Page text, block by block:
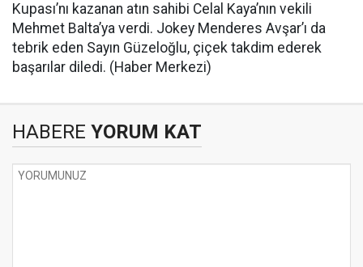
Kupası’nı kazanan atın sahibi Celal Kaya’nın vekili
Mehmet Balta’ya verdi. Jokey Menderes Avşar’ı da
tebrik eden Sayın Güzeloğlu, çiçek takdim ederek
başarılar diledi. (Haber Merkezi)
HABERE YORUM KAT